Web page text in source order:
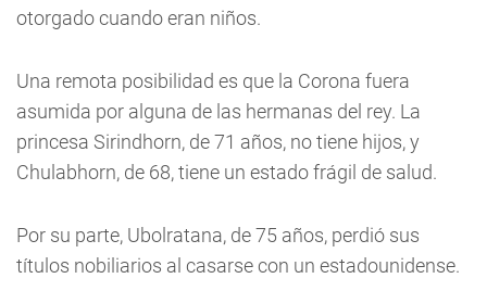
otorgado cuando eran niños.
Una remota posibilidad es que la Corona fuera
asumida por alguna de las hermanas del rey. La
princesa Sirindhorn, de 71 años, no tiene hijos, y
Chulabhorn, de 68, tiene un estado frágil de salud.
Por su parte, Ubolratana, de 75 años, perdió sus
títulos nobiliarios al casarse con un estadounidense.